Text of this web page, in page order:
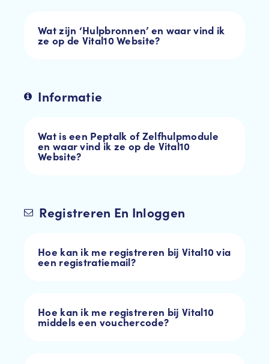
Wat zijn ‘Hulpbronnen’ en waar vind ik
ze op de Vital10 Website?
Informatie
Wat is een Peptalk of Zelfhulpmodule
en waar vind ik ze op de Vital10
Website?
Registreren En Inloggen
Hoe kan ik me registreren bij Vital10 via
een registratiemail?
Hoe kan ik me registreren bij Vital10
middels een vouchercode?